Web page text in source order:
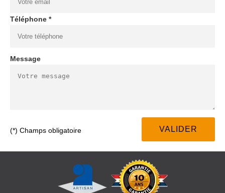
Téléphone *
Message
(*) Champs obligatoire